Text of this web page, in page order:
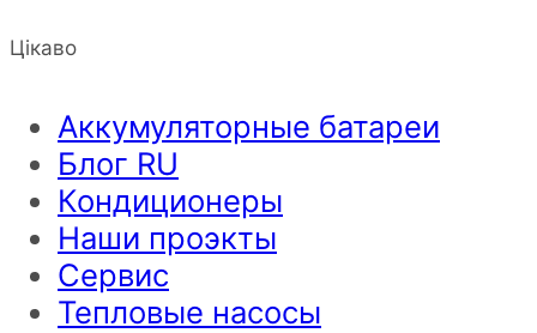
Цікаво
Аккумуляторные батареи
Блог RU
Кондиционеры
Наши проэкты
Сервис
Тепловые насосы